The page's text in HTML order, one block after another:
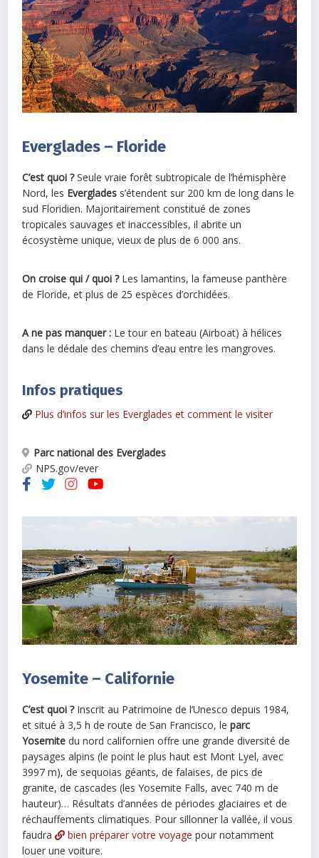
Everglades – Floride
C’est quoi ?Seule vraie forêt subtropicale de l’hémisphère
Nord, les Everglades s’étendent sur 200 km de long dans le
sud Floridien. Majoritairement constitué de zones
tropicales sauvages et inaccessibles, il abrite un
écosystème unique, vieux de plus de 6 000 ans.
On croise qui / quoi ?Les lamantins, la fameuse panthère
de Floride, et plus de 25 espèces d’orchidées.
A ne pas manquer : Le tour en bateau (Airboat) à hélices
dans le dédale des chemins d’eau entre les mangroves.
Infos pratiques
Plus d’infos sur les Everglades et comment le visiter
Parc national des Everglades
NPS.gov/ever
Yosemite – Californie
C’est quoi ?Inscrit au Patrimoine de l’Unesco depuis 1984,
et situé à 3,5 h de route de San Francisco, leparc
Yosemite du nord californien offre une grande diversité de
paysages alpins (le point le plus haut est Mont Lyel, avec
3997 m), de sequoias géants, de falaises, de pics de
granite, de cascades (les Yosemite Falls, avec 740 m de
hauteur)… Résultats d’années de périodes glaciaires et de
réchauffements climatiques. Pour sillonner la vallée, il vous
faudra
bien préparer votre voyage pour notamment
louer une voiture.